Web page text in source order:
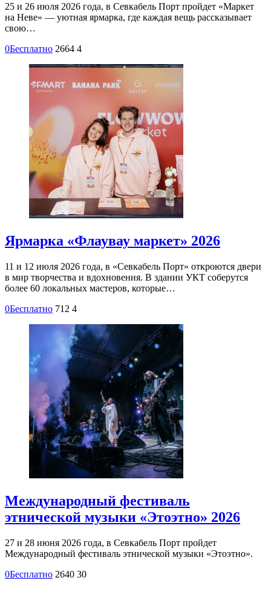
25 и 26 июля 2026 года, в Севкабель Порт пройдет «Маркет
на Неве» — уютная ярмарка, где каждая вещь рассказывает
свою…
0Бесплатно 2664 4
Ярмарка «Флаувау маркет» 2026
11 и 12 июля 2026 года, в «Севкабель Порт» откроются двери
в мир творчества и вдохновения. В здании УКТ соберутся
более 60 локальных мастеров, которые…
0Бесплатно 712 4
Международный фестиваль
этнической музыки «Этоэтно» 2026
27 и 28 июня 2026 года, в Севкабель Порт пройдет
Международный фестиваль этнической музыки «Этоэтно».
0Бесплатно 2640 30